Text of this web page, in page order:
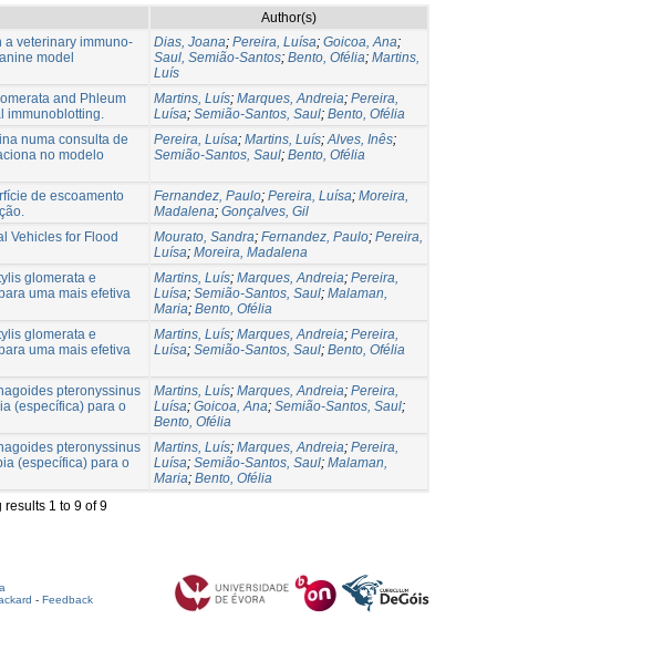
Author(s)
veterinary immuno-
model
Dias, Joana; Pereira, Luísa; Goicoa, Ana;
Saul, Semião-Santos; Bento, Ofélia; Martins,
Luís
and Phleum
immunoblotting.
Martins, Luís; Marques, Andreia; Pereira,
Luísa; Semião-Santos, Saul; Bento, Ofélia
numa consulta de
no modelo
Pereira, Luísa; Martins, Luís;Alves, Inês;
Semião-Santos, Saul; Bento, Ofélia
de escoamento
Fernandez, Paulo; Pereira, Luísa; Moreira,
Madalena; Gonçalves, Gil
Vehicles for Flood
Mourato, Sandra; Fernandez, Paulo; Pereira,
Luísa; Moreira, Madalena
glomerata e
uma mais efetiva
Martins, Luís; Marques, Andreia; Pereira,
Luísa; Semião-Santos, Saul; Malaman,
Maria; Bento, Ofélia
glomerata e
uma mais efetiva
Martins, Luís; Marques, Andreia; Pereira,
Luísa; Semião-Santos, Saul; Bento, Ofélia
pteronyssinus
(específica) para o
Martins, Luís; Marques, Andreia; Pereira,
Luísa; Goicoa, Ana; Semião-Santos, Saul;
Bento, Ofélia
pteronyssinus
(específica) para o
Martins, Luís; Marques, Andreia; Pereira,
Luísa; Semião-Santos, Saul; Malaman,
Maria; Bento, Ofélia
results 1 to 9 of 9
- Feedback